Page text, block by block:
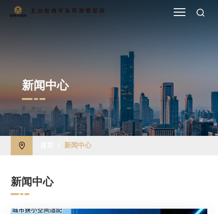
新闻中心
新闻中心
新闻中心